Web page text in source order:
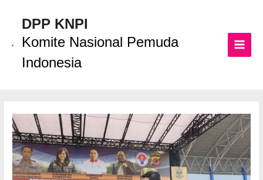
kontenDPP KNPI
Komite Nasional Pemuda
Indonesia